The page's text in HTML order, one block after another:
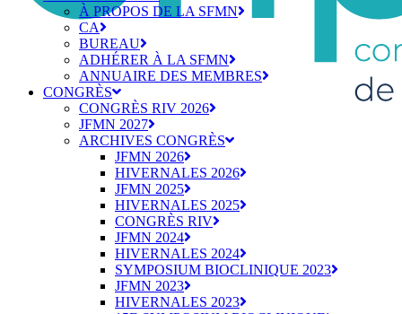
À PROPOS DE LA SFMN
CA
BUREAU
ADHÉRER À LA SFMN
ANNUAIRE DES MEMBRES
CONGRÈS
CONGRÈS RIV 2026
JFMN 2027
ARCHIVES CONGRÈS
JFMN 2026
HIVERNALES 2026
JFMN 2025
HIVERNALES 2025
CONGRÈS RIV
JFMN 2024
HIVERNALES 2024
SYMPOSIUM BIOCLINIQUE 2023
JFMN 2023
HIVERNALES 2023